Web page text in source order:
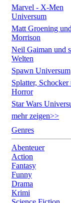
Marvel - X-Men
Universum
Matt Groening
Morrison
Neil Gaiman und
Welten
Spawn Universum
Splatter, Schocker
Horror
Star Wars
mehr zeigen>>
Genres
Abenteuer
Action
Fantasy
Funny
Drama
Krimi